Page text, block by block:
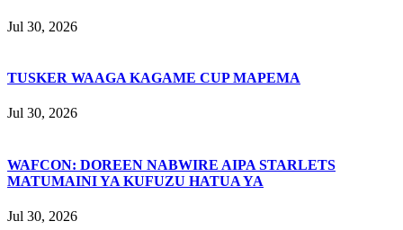
Jul 30, 2026
TUSKER WAAGA KAGAME CUP MAPEMA
Jul 30, 2026
WAFCON: DOREEN NABWIRE AIPA STARLETS
MATUMAINI YA KUFUZU HATUA YA
Jul 30, 2026